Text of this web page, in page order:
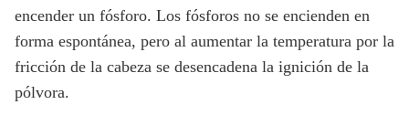
encender un fósforo. Los fósforos no se encienden en
forma espontánea, pero al aumentar la temperatura por la
fricción de la cabeza se desencadena la ignición de la
pólvora.